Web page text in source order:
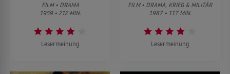
FILM • DRAMA
1959 • 212 MIN.
Lesermeinung
FILM • DRAMA, KRIEG & MILITÄR
1987 • 117 MIN.
Lesermeinung